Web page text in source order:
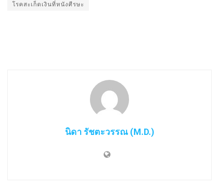
โรคสะเก็ดเงินที่หนังศีรษะ
นิดา รัชตะวรรณ (M.D.)